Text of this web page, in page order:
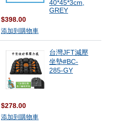
40*45*3cm,
GREY
$398.00
添加到購物車
台灣JFT減壓
坐墊#BC-
285-GY
$278.00
添加到購物車